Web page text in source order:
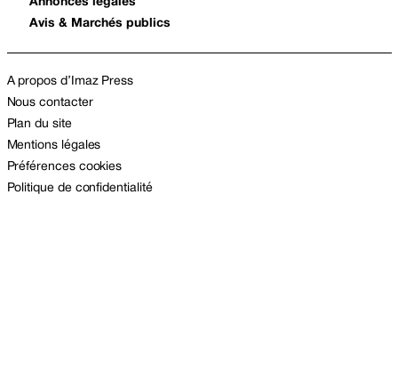
Avis & Marchés publics
A propos d’Imaz Press
Nous contacter
Plan du site
Mentions légales
Préférences cookies
Politique de confidentialité